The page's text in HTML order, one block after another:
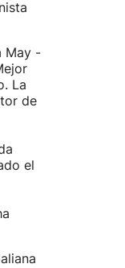
May -
La
de
el